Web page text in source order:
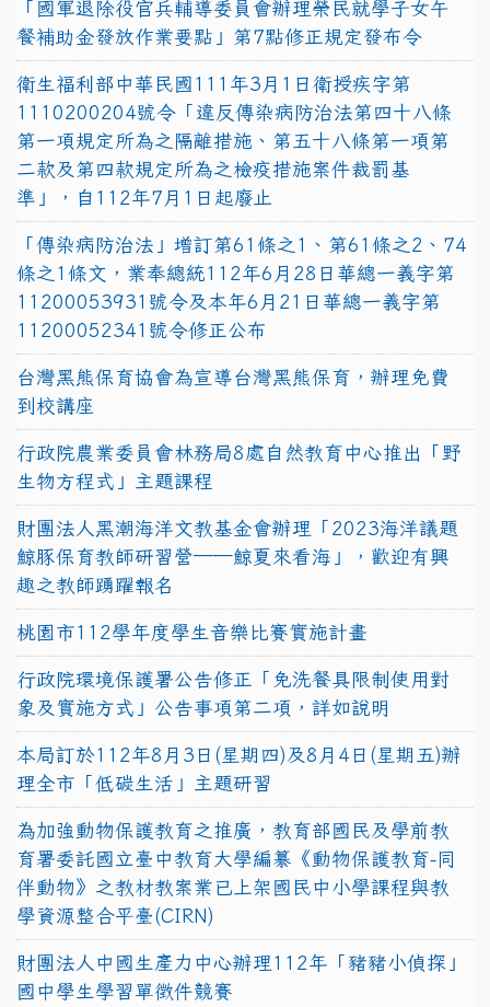
「國軍退除役官兵輔導委員會辦理榮民就學子女午
餐補助金發放作業要點」第7點修正規定發布令
衛生福利部中華民國111年3月1日衛授疾字第
1110200204號令「違反傳染病防治法第四十八條
第一項規定所為之隔離措施、第五十八條第一項第
二款及第四款規定所為之檢疫措施案件裁罰基
準」，自112年7月1日起廢止
「傳染病防治法」增訂第61條之1、第61條之2、74
條之1條文，業奉總統112年6月28日華總一義字第
11200053931號令及本年6月21日華總一義字第
11200052341號令修正公布
台灣黑熊保育協會為宣導台灣黑熊保育，辦理免費
到校講座
行政院農業委員會林務局8處自然教育中心推出「野
生物方程式」主題課程
財團法人黑潮海洋文教基金會辦理「2023海洋議題
鯨豚保育教師研習營──鯨夏來看海」，歡迎有興
趣之教師踴躍報名
桃園市112學年度學生音樂比賽實施計畫
行政院環境保護署公告修正「免洗餐具限制使用對
象及實施方式」公告事項第二項，詳如說明
本局訂於112年8月3日(星期四)及8月4日(星期五)辦
理全市「低碳生活」主題研習
為加強動物保護教育之推廣，教育部國民及學前教
育署委託國立臺中教育大學編纂《動物保護教育-同
伴動物》之教材教案業已上架國民中小學課程與教
學資源整合平臺(CIRN)
財團法人中國生產力中心辦理112年「豬豬小偵探」
國中學生學習單徵件競賽